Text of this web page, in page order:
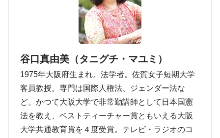
谷口真由美（タニグチ・マユミ）
1975年大阪府生まれ。法学者。佐賀女子短期大学
客員教授。専門は国際人権法、ジェンダー法な
ど。かつて大阪大学で非常勤講師として日本国憲
法を教え、ベストティーチャー賞ともいえる大阪
大学共通教育賞を４度受賞。テレビ・ラジオのコ